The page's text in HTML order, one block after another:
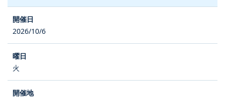
2026/10/6
火